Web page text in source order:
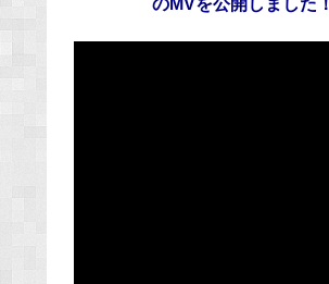
のMVを公開しました！